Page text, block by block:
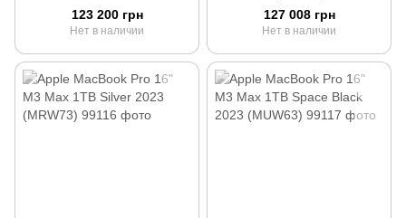
123 200 грн
Нет в наличии
127 008 грн
Нет в наличии